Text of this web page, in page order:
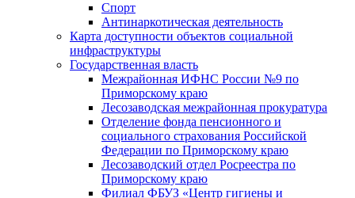
Спорт
Антинаркотическая деятельность
Карта доступности объектов социальной
инфраструктуры
Государственная власть
Межрайонная ИФНС России №9 по
Приморскому краю
Лесозаводская межрайонная прокуратура
Отделение фонда пенсионного и
социального страхования Российской
Федерации по Приморскому краю
Лесозаводский отдел Росреестра по
Приморскому краю
Филиал ФБУЗ «Центр гигиены и